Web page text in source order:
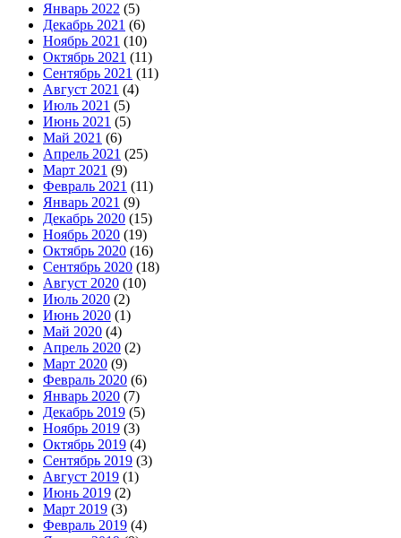
Январь 2022 (5)
Декабрь 2021 (6)
Ноябрь 2021 (10)
Октябрь 2021 (11)
Сентябрь 2021 (11)
Август 2021 (4)
Июль 2021 (5)
Июнь 2021 (5)
Май 2021 (6)
Апрель 2021 (25)
Март 2021 (9)
Февраль 2021 (11)
Январь 2021 (9)
Декабрь 2020 (15)
Ноябрь 2020 (19)
Октябрь 2020 (16)
Сентябрь 2020 (18)
Август 2020 (10)
Июль 2020 (2)
Июнь 2020 (1)
Май 2020 (4)
Апрель 2020 (2)
Март 2020 (9)
Февраль 2020 (6)
Январь 2020 (7)
Декабрь 2019 (5)
Ноябрь 2019 (3)
Октябрь 2019 (4)
Сентябрь 2019 (3)
Август 2019 (1)
Июнь 2019 (2)
Март 2019 (3)
Февраль 2019 (4)